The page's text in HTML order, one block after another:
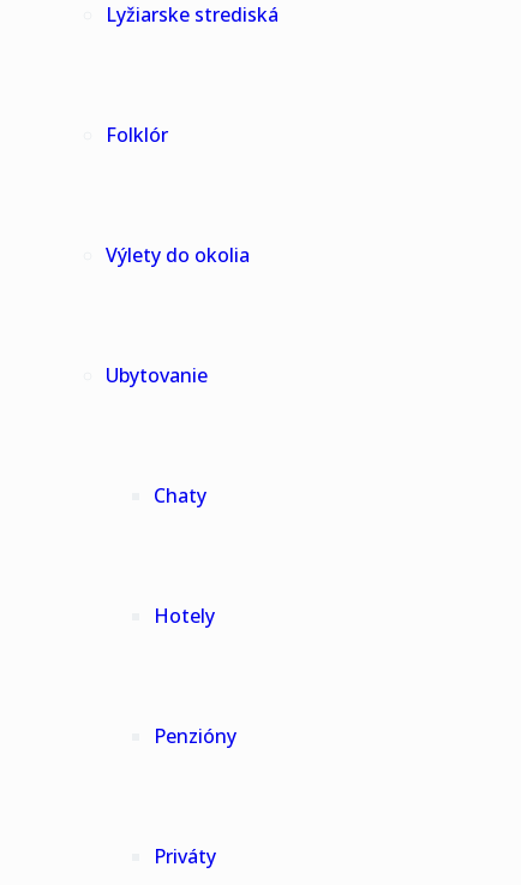
Lyžiarske strediská
Folklór
Výlety do okolia
Ubytovanie
Chaty
Hotely
Penzióny
Priváty